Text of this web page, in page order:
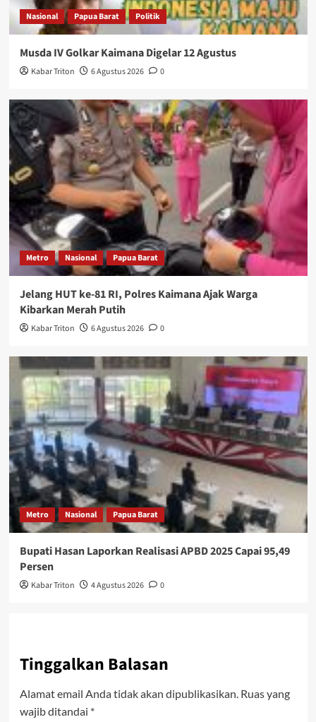
Nasional Papua Barat Politik
Musda IV Golkar Kaimana Digelar 12 Agustus
Kabar Triton 6 Agustus 2026 0
Metro Nasional Papua Barat
Jelang HUT ke-81 RI, Polres Kaimana Ajak Warga
Kibarkan Merah Putih
Kabar Triton 6 Agustus 2026 0
Metro Nasional Papua Barat
Bupati Hasan Laporkan Realisasi APBD 2025 Capai 95,49
Persen
Kabar Triton 4 Agustus 2026 0
Tinggalkan Balasan
Alamat email Anda tidak akan dipublikasikan. Ruas yang
wajib ditandai *